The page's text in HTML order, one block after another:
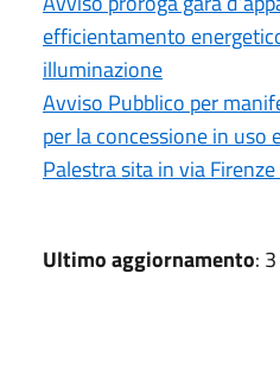
efficientamento
illuminazione
Avviso Pubblico per
per la concessione in uso
Palestra sita in via
Ultimo aggiornamento: